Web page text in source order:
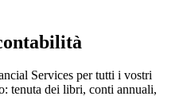
Services per tutti i vostri
tenuta dei libri, conti annuali,